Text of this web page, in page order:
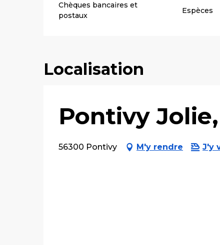
Chèques bancaires et
postaux
Espèces
Localisation
Pontivy
56300 Pontivy M'y rendre J'y